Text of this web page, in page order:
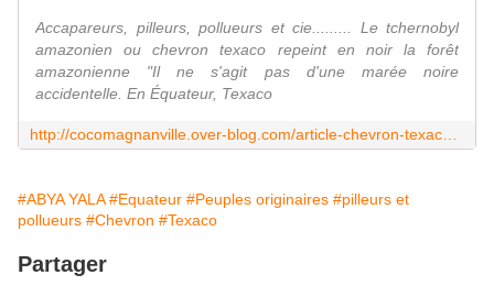
Accapareurs, pilleurs, pollueurs et cie......... Le tchernobyl
amazonien ou chevron texaco repeint en noir la forêt
amazonienne "Il ne s'agit pas d'une marée noire
accidentelle. En Équateur, Texaco
#ABYA YALA #Equateur #Peuples originaires #pilleurs et
pollueurs #Chevron #Texaco
Partager